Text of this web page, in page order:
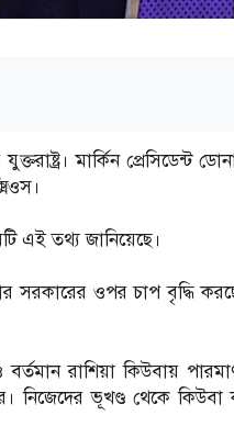
মার্কিন প্রেসিডেন্ট
এই তথ্য জানিয়েছে।
সরকারের ওপর চাপ বৃদ্ধি
রাশিয়া কিউবায়
ভূখণ্ড থেকে কিউবা